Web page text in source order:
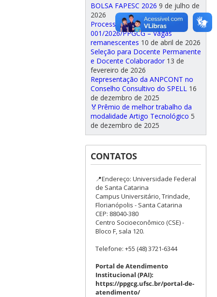
BOLSA FAPESC 2026 9 de julho de
2026
Processo Seletivo Edital
001/2026/PPGCG – Vagas
remanescentes 10 de abril de 2026
Seleção para Docente Permanente
e Docente Colaborador 13 de
fevereiro de 2026
Representação da ANPCONT no
Conselho Consultivo do SPELL 16
de dezembro de 2025
🏅Prêmio de melhor trabalho da
modalidade Artigo Tecnológico 5
de dezembro de 2025
CONTATOS
📍Endereço: Universidade Federal
de Santa Catarina
Campus Universitário, Trindade,
Florianópolis - Santa Catarina
CEP: 88040-380
Centro Socioeconômico (CSE) -
Bloco F, sala 120.
Telefone: +55 (48) 3721-6344
Portal de Atendimento
Institucional (PAI):
https://ppgcg.ufsc.br/portal-de-
atendimento/